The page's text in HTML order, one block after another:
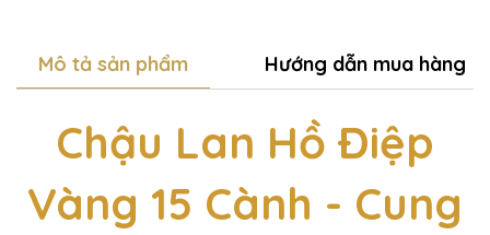
Mô tả sản phẩm Hướng dẫn mua hàng
Chậu Lan Hồ Điệp
Vàng 15 Cành - Cung